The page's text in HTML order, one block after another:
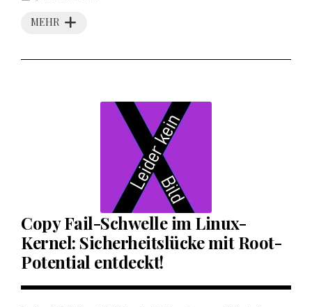
MEHR
Copy Fail-Schwelle im Linux-
Kernel: Sicherheitslücke mit Root-
Potential entdeckt!